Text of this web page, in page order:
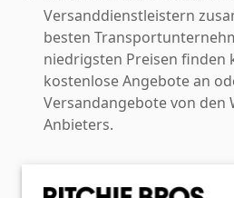
Versanddienstleistern
besten
niedrigsten Preisen finden
kostenlose Angebote an
Versandangebote von den
Anbieters.